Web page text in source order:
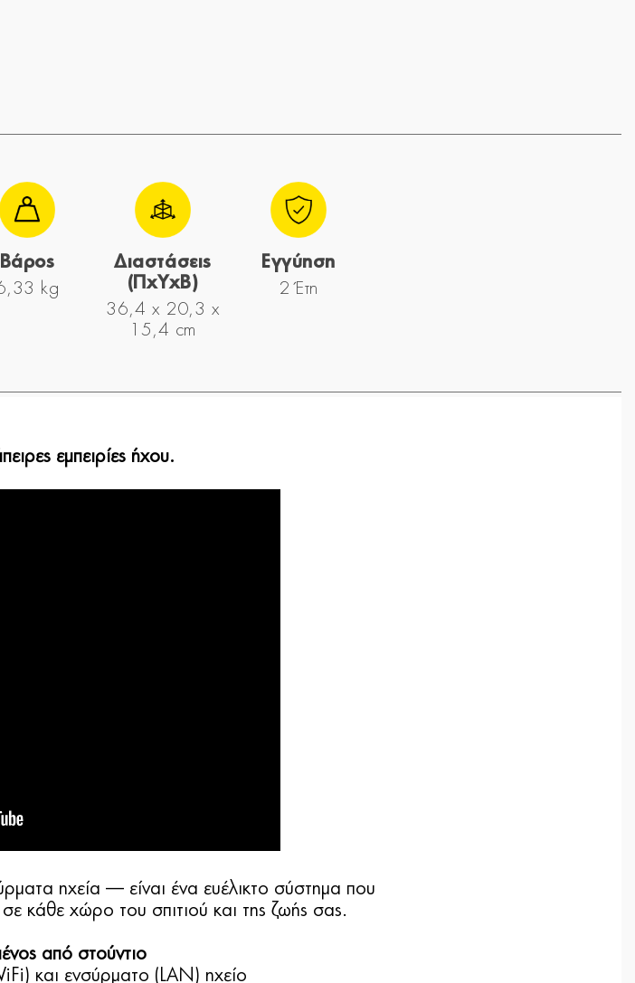
Βάρος
kg
Διαστάσεις
(ΠxYxΒ)
36,4 x 20,3 x
15,4 cm
Εγγύηση
2 Έτη
εμπειρίες ήχου.
ηχεία — είναι ένα ευέλικτο σύστημα που
κάθε χώρο του σπιτιού και της ζωής σας.
από στούντιο
και ενσύρματο (LAN) ηχείο